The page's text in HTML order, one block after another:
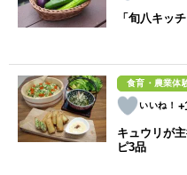
「旬八キッ
食育・農業体
キュウリが
ピ3品